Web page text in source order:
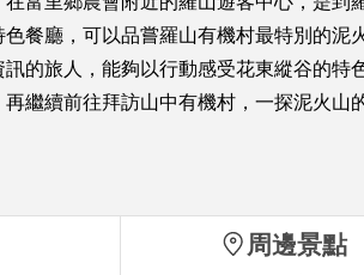
餐廳，可以品嘗羅山有機村最特別的
的旅人，能夠以行動感受花東縱谷的
繼續前往拜訪山中有機村，一探泥火山
周邊景點